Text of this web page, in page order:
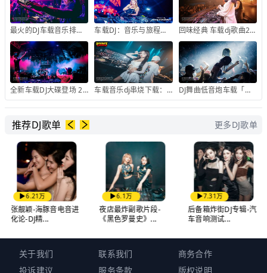
最火的DJ车载音乐排行榜，了解最新的音乐潮流趋势 车载DJ：音乐与旅程的完美结合「免费下载享受」 回味经典 车载dj歌曲2023重温音乐历史瞬间
全新车载DJ大碟登场 2023年最强劲的音乐炸裂 车载音乐dj串烧下载：不管你在哪里，随时随地跟着我HIGH DJ舞曲低音炮车载「歌单推荐」
推荐DJ歌单 更多DJ歌单
6.21万
张靓颖-海豚音电音进
化论-DJ精...
6.1万
夜店最炸副歌片段-
《黑色罗曼史》...
7.31万
后备箱炸街DJ专辑-汽
车音响测试...
关于我们 联系我们
商务合作
投诉建议
服务条款 版权说明